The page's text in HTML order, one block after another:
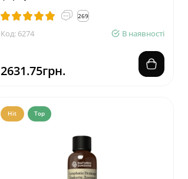
269
Код: 6274 В наявності
2631.75грн.
Hit Top